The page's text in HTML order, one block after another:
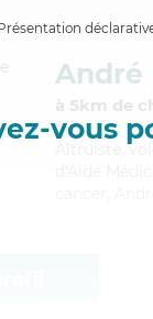
vous
André
à 5km de
,
d'Aide